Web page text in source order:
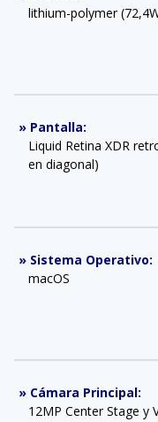
lithium-polymer
» Pantalla:
Liquid Retina XDR
en diagonal)
» Sistema Operativo:
macOS
» Cámara Principal:
12MP Center Stage y